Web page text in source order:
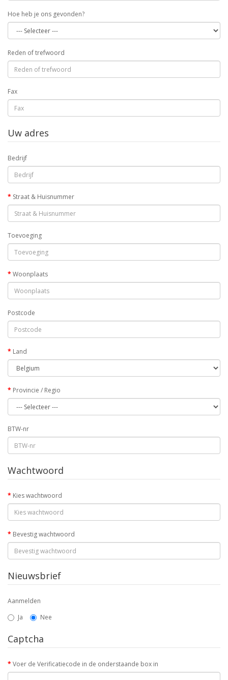
Hoe heb je ons gevonden?
Reden of trefwoord
Fax
Uw adres
Bedrijf
Straat & Huisnummer
Toevoeging
Woonplaats
Postcode
Land
Provincie / Regio
BTW-nr
Wachtwoord
Kies wachtwoord
Bevestig wachtwoord
Nieuwsbrief
Aanmelden
Ja
Nee
Captcha
Voer de Verificatiecode in de onderstaande box in